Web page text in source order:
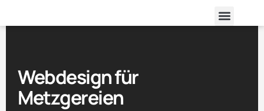
Menü
Webdesign für
Metzgereien